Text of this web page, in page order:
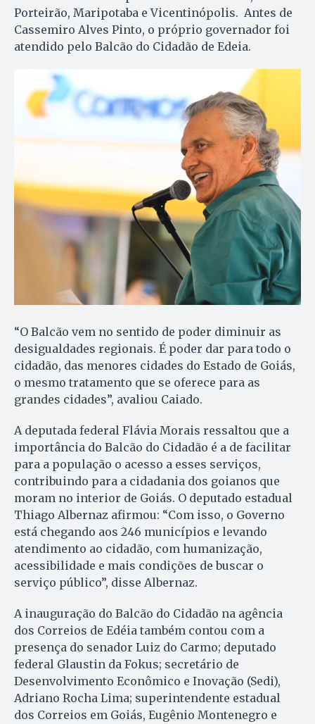
Porteirão, Maripotaba e Vicentinópolis. Antes de
Cassemiro Alves Pinto, o próprio governador foi
atendido pelo Balcão do Cidadão de Edeia.
“O Balcão vem no sentido de poder diminuir as
desigualdades regionais. É poder dar para todo o
cidadão, das menores cidades do Estado de Goiás,
o mesmo tratamento que se oferece para as
grandes cidades”, avaliou Caiado.
A deputada federal Flávia Morais ressaltou que a
importância do Balcão do Cidadão é a de facilitar
para a população o acesso a esses serviços,
contribuindo para a cidadania dos goianos que
moram no interior de Goiás. O deputado estadual
Thiago Albernaz afirmou: “Com isso, o Governo
está chegando aos 246 municípios e levando
atendimento ao cidadão, com humanização,
acessibilidade e mais condições de buscar o
serviço público”, disse Albernaz.
A inauguração do Balcão do Cidadão na agência
dos Correios de Edéia também contou com a
presença do senador Luiz do Carmo; deputado
federal Glaustin da Fokus; secretário de
Desenvolvimento Econômico e Inovação (Sedi),
Adriano Rocha Lima; superintendente estadual
dos Correios em Goiás, Eugênio Montenegro e